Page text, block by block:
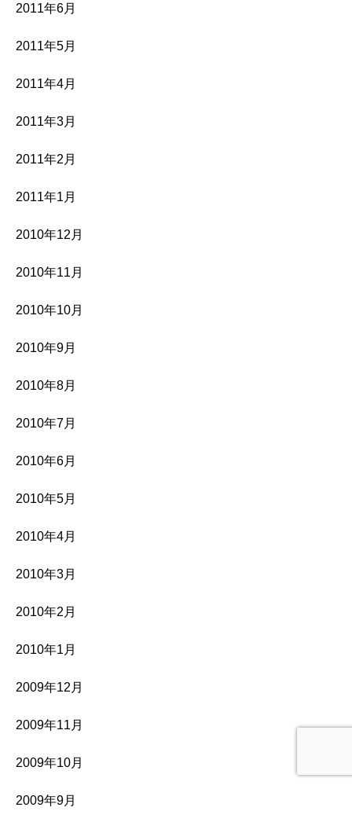
2011年6月
2011年5月
2011年4月
2011年3月
2011年2月
2011年1月
2010年12月
2010年11月
2010年10月
2010年9月
2010年8月
2010年7月
2010年6月
2010年5月
2010年4月
2010年3月
2010年2月
2010年1月
2009年12月
2009年11月
2009年10月
2009年9月